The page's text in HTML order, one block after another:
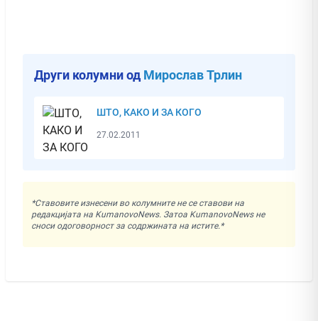
Други колумни од Мирослав Трлин
ШТО, КАКО И ЗА КОГО
27.02.2011
*Ставовите изнесени во колумните не се ставови на
редакцијата на KumanovoNews. Затоа KumanovoNews не
сноси одоговорност за содржината на истите.*